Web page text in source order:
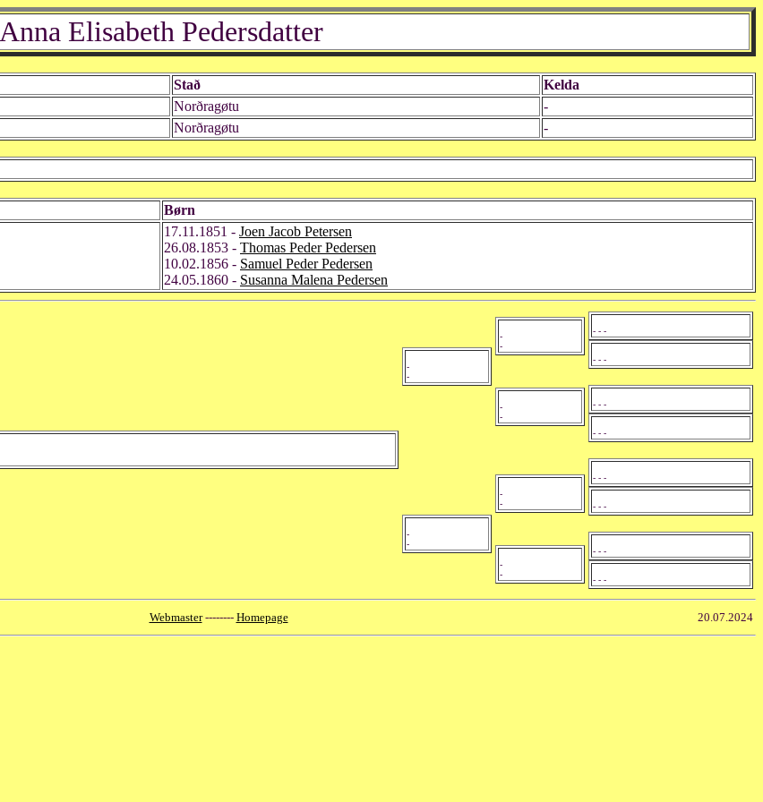
Anna Elisabeth Pedersdatter
Stað
Kelda
Norðragøtu
-
Norðragøtu -
Børn
17.11.1851 - Joen Jacob Petersen
26.08.1853 - Thomas Peder Pedersen
10.02.1856 - Samuel Peder Pedersen
24.05.1860 - Susanna Malena Pedersen
-
-
-
-
-
-
-
-
-
-
-
-
- - -
- - -
- - -
- - -
- - -
- - -
- - -
- - -
Webmaster-------- Homepage 20.07.2024